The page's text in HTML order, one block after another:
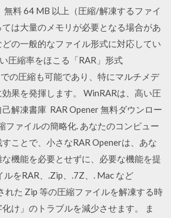
無料 64 MB 以上（圧縮/解凍するファイ
は大量のメモリが必要となる場合があ
の一般的なファイル形式に対応してい
圧縮率をほこる「RAR」形式
での圧縮も可能であり、特にマルチメデ
果を発揮します。 WinRARは、高い圧
解凍書庫 RAR Opener 無料ダウンロー
ファイルの簡略化. あなたのコンピュー
ことで、小さなRAR Openerは、あな
機能を必要とせずに、必要な機能を提
をRAR、.Zip、.7Z、. Mac など
れた Zip 等の圧縮ファイルを解凍する時
け」のトラブルを減少させます。 ま